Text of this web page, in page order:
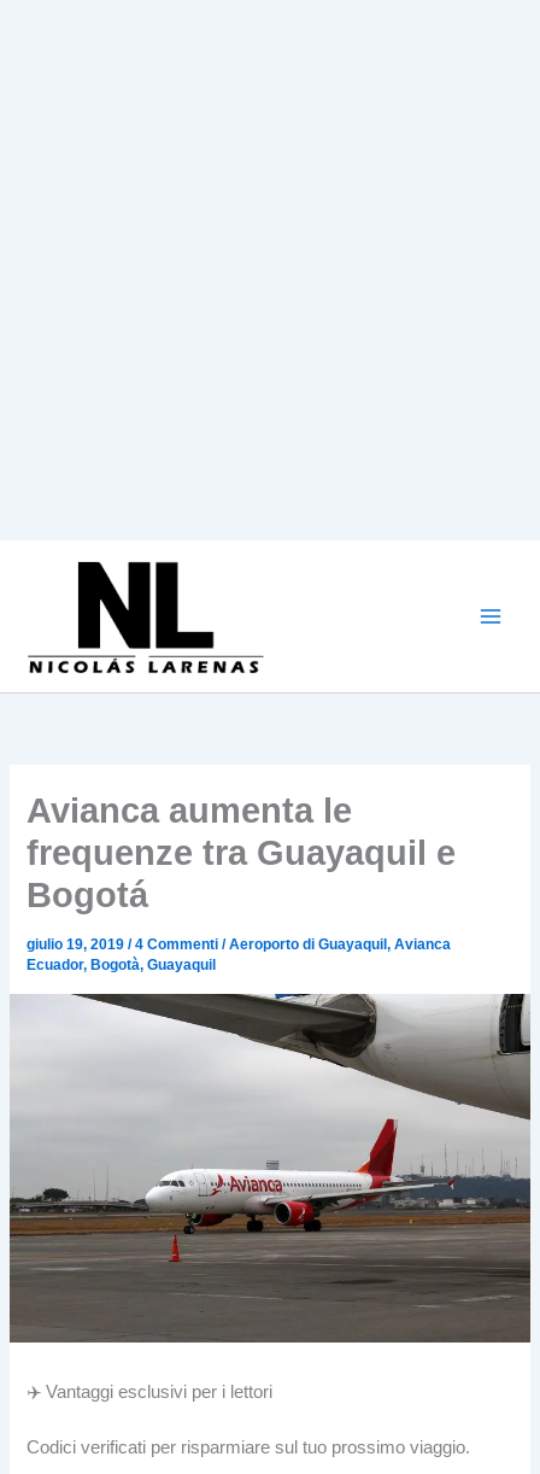
Avianca aumenta le
frequenze tra Guayaquil e
Bogotá
giulio 19, 2019/4 Commenti /Aeroporto di Guayaquil,Avianca
Ecuador, Bogotà,Guayaquil
✈️ Vantaggi esclusivi per i lettori
Codici verificati per risparmiare sul tuo prossimo viaggio.